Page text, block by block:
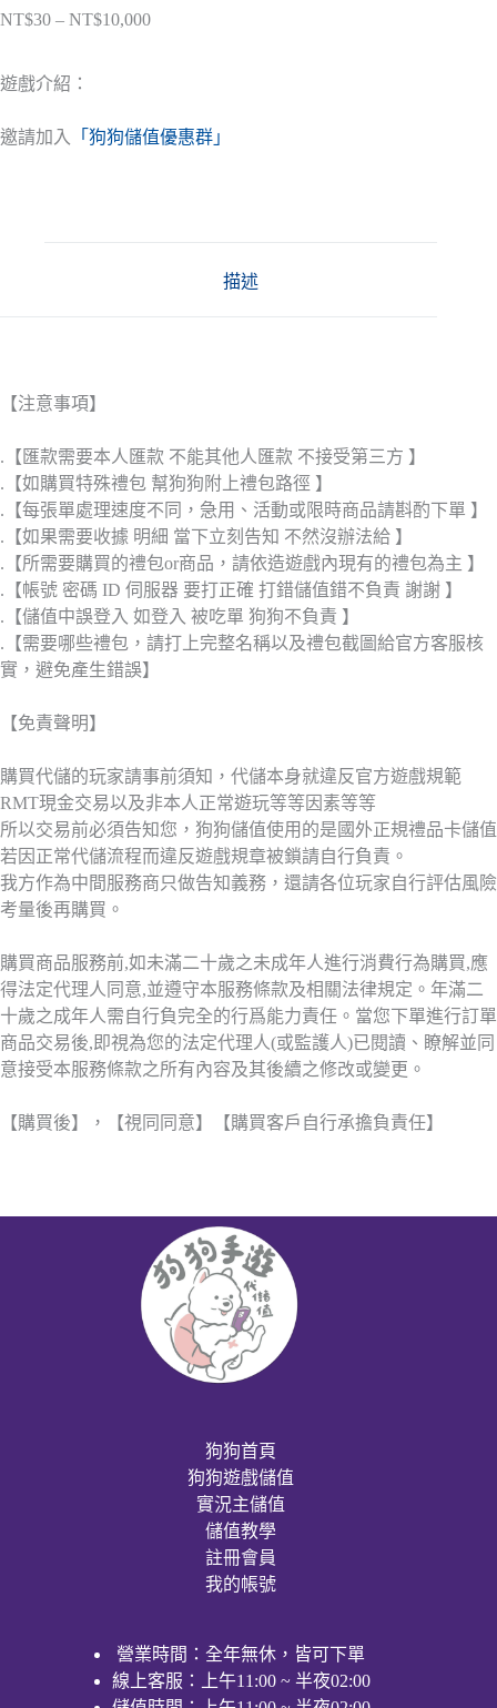
NT$30 – NT$10,000價
NT$30
到
遊戲介紹：
邀請加入 「狗狗儲值優惠群」
描述
【注意事項】
.【匯款需要本人匯款 不能其他人匯款 不接受第三方 】
.【如購買特殊禮包 幫狗狗附上禮包路徑 】
.【每張單處理速度不同，急用、活動或限時商品請斟酌下單 】
.【如果需要收據 明細 當下立刻告知 不然沒辦法給 】
.【所需要購買的禮包or商品，請依造遊戲內現有的禮包為主 】
.【帳號 密碼 ID 伺服器 要打正確 打錯儲值錯不負責 謝謝 】
.【儲值中誤登入 如登入 被吃單 狗狗不負責 】
.【需要哪些禮包，請打上完整名稱以及禮包截圖給官方客服核
實，避免產生錯誤】
【免責聲明】
購買代儲的玩家請事前須知，代儲本身就違反官方遊戲規範
RMT現金交易以及非本人正常遊玩等等因素等等
所以交易前必須告知您，狗狗儲值使用的是國外正規禮品卡儲值
若因正常代儲流程而違反遊戲規章被鎖請自行負責。
我方作為中間服務商只做告知義務，還請各位玩家自行評估風險
考量後再購買。
購買商品服務前,如未滿二十歲之未成年人進行消費行為購買,應
得法定代理人同意,並遵守本服務條款及相關法律規定。年滿二
十歲之成年人需自行負完全的行爲能力責任。當您下單進行訂單
商品交易後,即視為您的法定代理人(或監護人)已閱讀、瞭解並同
意接受本服務條款之所有內容及其後續之修改或變更。
【購買後】，【視同同意】【購買客戶自行承擔負責任】
狗狗首頁
狗狗遊戲儲值
實況主儲值
儲值教學
註冊會員
我的帳號
營業時間：全年無休，皆可下單
線上客服：上午11:00 ~ 半夜02:00